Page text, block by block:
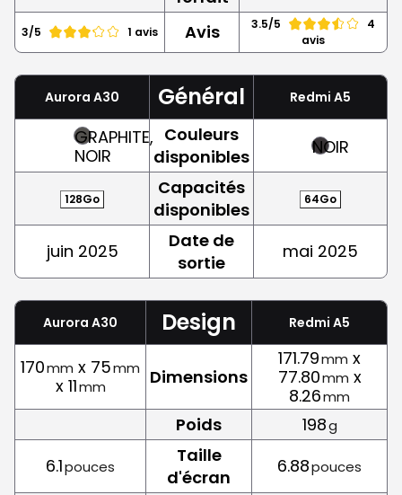
3/5 1 avis Avis 3.5/5
4
avis
Aurora A30 Général Redmi A5
GRAPHITE,
NOIR
Couleurs
disponibles
NOIR
128Go
Capacités
disponibles
64Go
juin 2025
Date de
sortie
mai 2025
Aurora A30 Design Redmi A5
170mm x 75mm
x 11mm Dimensions
171.79mm x
77.80mm x
8.26mm
Poids 198g
6.1pouces
Taille
d'écran
6.88pouces